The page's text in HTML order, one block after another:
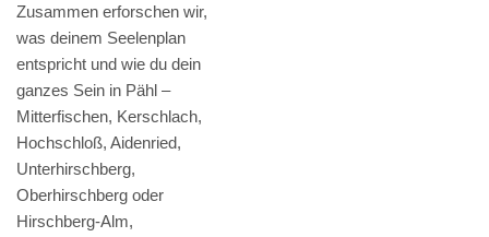
Zusammen erforschen wir,
was deinem Seelenplan
entspricht und wie du dein
ganzes Sein in Pähl –
Mitterfischen, Kerschlach,
Hochschloß, Aidenried,
Unterhirschberg,
Oberhirschberg oder
Hirschberg-Alm,